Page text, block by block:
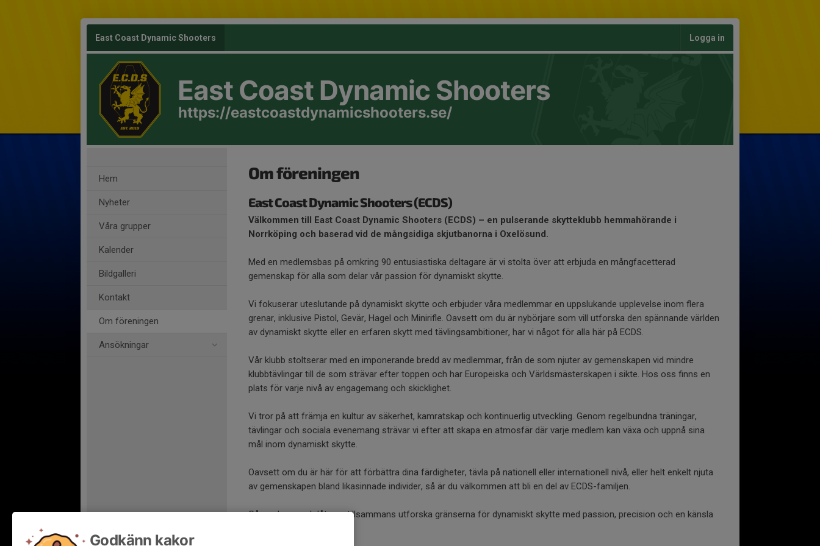
East Coast Dynamic Shooters Logga in
East Coast Dynamic Shooters
https://eastcoastdynamicshooters.se/
Hem
Nyheter
Våra grupper
Kalender
Bildgalleri
Kontakt
Om föreningen
Ansökningar
Om föreningen
East Coast Dynamic Shooters (ECDS)
Välkommen till East Coast Dynamic Shooters (ECDS) – en pulserande skytteklubb hemmahörande i
Norrköping och baserad vid de mångsidiga skjutbanorna i Oxelösund.
Med en medlemsbas på omkring 90 entusiastiska deltagare är vi stolta över att erbjuda en mångfacetterad
gemenskap för alla som delar vår passion för dynamiskt skytte.
Vi fokuserar uteslutande på dynamiskt skytte och erbjuder våra medlemmar en uppslukande upplevelse inom flera
grenar, inklusive Pistol, Gevär, Hagel och Minirifle. Oavsett om du är nybörjare som vill utforska den spännande världen
av dynamiskt skytte eller en erfaren skytt med tävlingsambitioner, har vi något för alla här på ECDS.
Vår klubb stoltserar med en imponerande bredd av medlemmar, från de som njuter av gemenskapen vid mindre
klubbtävlingar till de som strävar efter toppen och har Europeiska och Världsmästerskapen i sikte. Hos oss finns en
plats för varje nivå av engagemang och skicklighet.
Vi tror på att främja en kultur av säkerhet, kamratskap och kontinuerlig utveckling. Genom regelbundna träningar,
tävlingar och sociala evenemang strävar vi efter att skapa en atmosfär där varje medlem kan växa och uppnå sina
mål inom dynamiskt skytte.
Oavsett om du är här för att förbättra dina färdigheter, tävla på nationell eller internationell nivå, eller helt enkelt njuta
av gemenskapen bland likasinnade individer, så är du välkommen att bli en del av ECDS-familjen.
Gå med oss och låt oss tillsammans utforska gränserna för dynamiskt skytte med passion, precision och en känsla
Godkänn kakor